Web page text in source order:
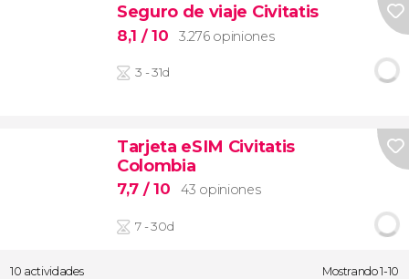
Seguro de viaje Civitatis
8,1 / 10 3.276 opiniones
3 - 31d
Tarjeta eSIM Civitatis
Colombia
7,7 / 10 43 opiniones
7 - 30d
10 actividades Mostrando 1-10